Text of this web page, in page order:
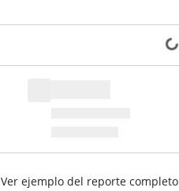
Cargando datos...
Ver ejemplo del reporte completo